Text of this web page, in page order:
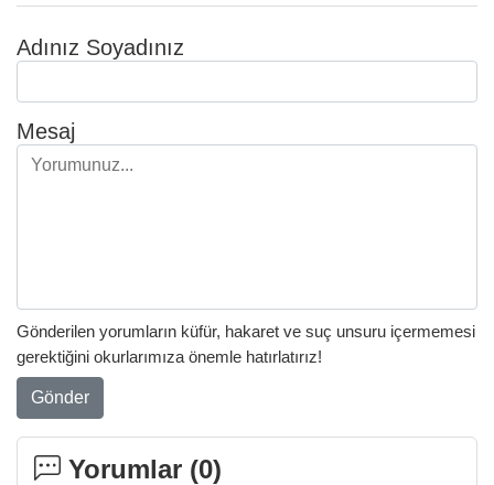
Adınız Soyadınız
Mesaj
Gönderilen yorumların küfür, hakaret ve suç unsuru içermemesi
gerektiğini okurlarımıza önemle hatırlatırız!
Gönder
Yorumlar (0)